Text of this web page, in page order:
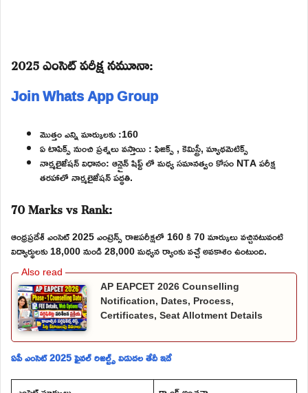
2025 ఎంసెట్ పరీక్ష నమూనా:
Join Whats App Group
మొత్తం ఎన్ని మార్కులకు :160
ఏ టాపిక్స్ నుంచి ప్రశ్నలు వస్తాయి : ఫిజిక్స్ , కెమిస్ట్రీ, మ్యాథమెటిక్స్
నార్మలైజేషన్ విధానం: ఆన్లైన్ షిఫ్ట్ లో మధ్య సమానత్వం కోసం NTA పరీక్ష
తరహాలో నార్మలైజేషన్ పద్ధతి.
70 Marks vs Rank:
ఆంధ్రప్రదేశ్ ఎంసెట్ 2025 ఎంట్రెన్స్ రాజపరీక్షలో 160 కి 70 మార్కులు వచ్చినటువంటి
విద్యార్థులకు 18,000 నుండి 28,000 మధ్యన ర్యాంకు వచ్చే అవకాశం ఉంటుంది.
AP EAPCET 2026 Counselling
Notification, Dates, Process,
Certificates, Seat Allotment Details
ఏపీ ఎంసెట్ 2025 ఫైనల్ రిజల్ట్స్ విడుదల తేదీ ఇదే